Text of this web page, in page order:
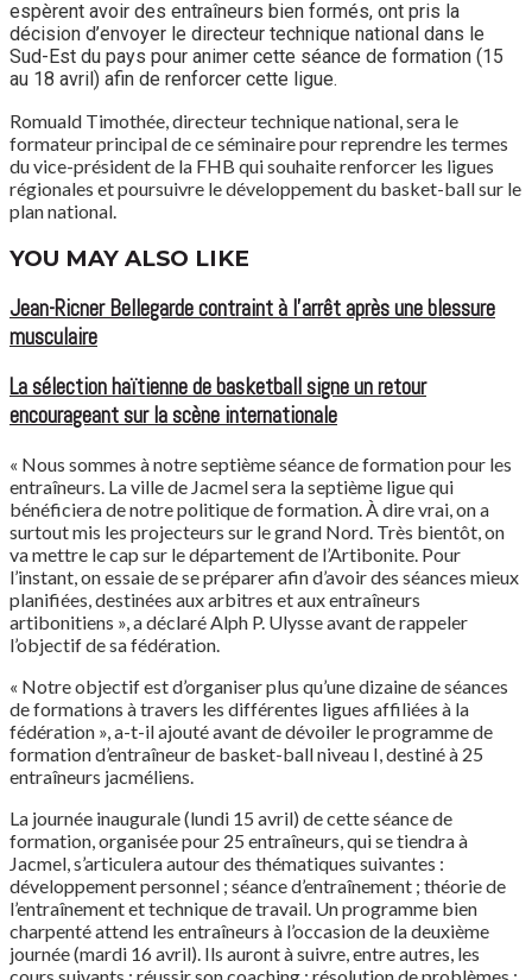
espèrent avoir des entraîneurs bien formés, ont pris la
décision d’envoyer le directeur technique national dans le
Sud-Est du pays pour animer cette séance de formation (15
au 18 avril) afin de renforcer cette ligue.
Romuald Timothée, directeur technique national, sera le
formateur principal de ce séminaire pour reprendre les termes
du vice-président de la FHB qui souhaite renforcer les ligues
régionales et poursuivre le développement du basket-ball sur le
plan national.
YOU MAY ALSO LIKE
Jean-Ricner Bellegarde contraint à l’arrêt après une blessure
musculaire
La sélection haïtienne de basketball signe un retour
encourageant sur la scène internationale
« Nous sommes à notre septième séance de formation pour les
entraîneurs. La ville de Jacmel sera la septième ligue qui
bénéficiera de notre politique de formation. À dire vrai, on a
surtout mis les projecteurs sur le grand Nord. Très bientôt, on
va mettre le cap sur le département de l’Artibonite. Pour
l’instant, on essaie de se préparer afin d’avoir des séances mieux
planifiées, destinées aux arbitres et aux entraîneurs
artibonitiens », a déclaré Alph P. Ulysse avant de rappeler
l’objectif de sa fédération.
« Notre objectif est d’organiser plus qu’une dizaine de séances
de formations à travers les différentes ligues affiliées à la
fédération », a-t-il ajouté avant de dévoiler le programme de
formation d’entraîneur de basket-ball niveau I, destiné à 25
entraîneurs jacméliens.
La journée inaugurale (lundi 15 avril) de cette séance de
formation, organisée pour 25 entraîneurs, qui se tiendra à
Jacmel, s’articulera autour des thématiques suivantes :
développement personnel ; séance d’entraînement ; théorie de
l’entraînement et technique de travail. Un programme bien
charpenté attend les entraîneurs à l’occasion de la deuxième
journée (mardi 16 avril). Ils auront à suivre, entre autres, les